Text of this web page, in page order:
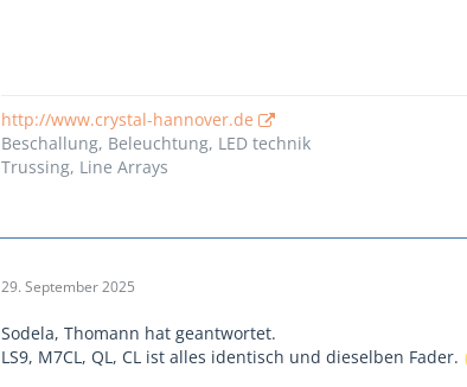
http://www.crystal-hannover.de
Beschallung, Beleuchtung, LED technik
Trussing, Line Arrays
29. September 2025
Sodela, Thomann hat geantwortet.
LS9, M7CL, QL, CL ist alles identisch und dieselben Fader.